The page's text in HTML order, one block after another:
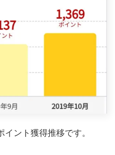
ント獲得推移です。